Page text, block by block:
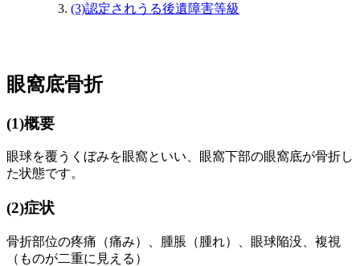
(3)認定されうる後遺障害等級
眼窩底骨折
(1)概要
眼球を覆うくぼみを眼窩といい、眼窩下部の眼窩底が骨折し
た状態です。
(2)症状
骨折部位の疼痛（痛み）、腫脹（腫れ）、
眼球陥没、複視
（ものが二重に見える）